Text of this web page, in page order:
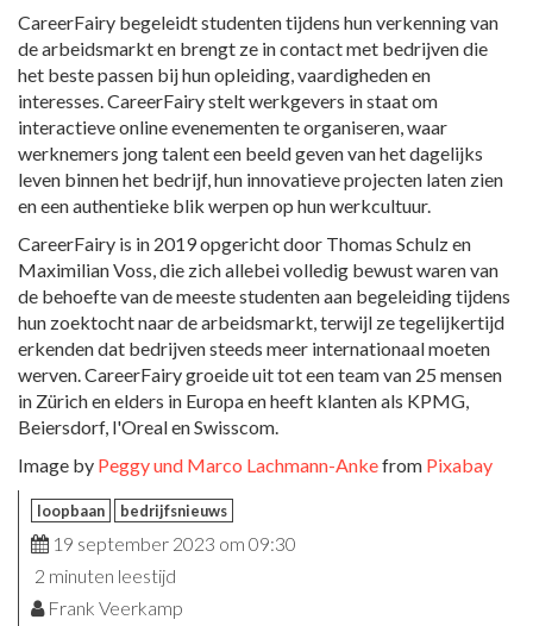
CareerFairy begeleidt studenten tijdens hun verkenning van
de arbeidsmarkt en brengt ze in contact met bedrijven die
het beste passen bij hun opleiding, vaardigheden en
interesses. CareerFairy stelt werkgevers in staat om
interactieve online evenementen te organiseren, waar
werknemers jong talent een beeld geven van het dagelijks
leven binnen het bedrijf, hun innovatieve projecten laten zien
en een authentieke blik werpen op hun werkcultuur.
CareerFairy is in 2019 opgericht door Thomas Schulz en
Maximilian Voss, die zich allebei volledig bewust waren van
de behoefte van de meeste studenten aan begeleiding tijdens
hun zoektocht naar de arbeidsmarkt, terwijl ze tegelijkertijd
erkenden dat bedrijven steeds meer internationaal moeten
werven. CareerFairy groeide uit tot een team van 25 mensen
in Zürich en elders in Europa en heeft klanten als KPMG,
Beiersdorf, l'Oreal en Swisscom.
Image by Peggy und Marco Lachmann-Ankefrom Pixabay
loopbaan bedrijfsnieuws
19 september 2023 om 09:30
2 minuten leestijd
Frank Veerkamp